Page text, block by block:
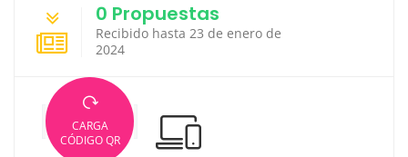
0 Propuestas
Recibido hasta 23 de enero de
2024
CARGA
CÓDIGO QR